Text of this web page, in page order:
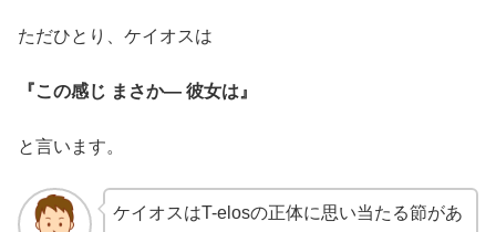
ただひとり、ケイオスは
『この感じ まさか― 彼女は』
と言います。
ケイオスはT-elosの正体に思い当たる節があ